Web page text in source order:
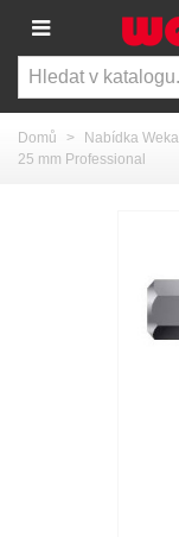
Domů > Nabídka
25 mm Professional